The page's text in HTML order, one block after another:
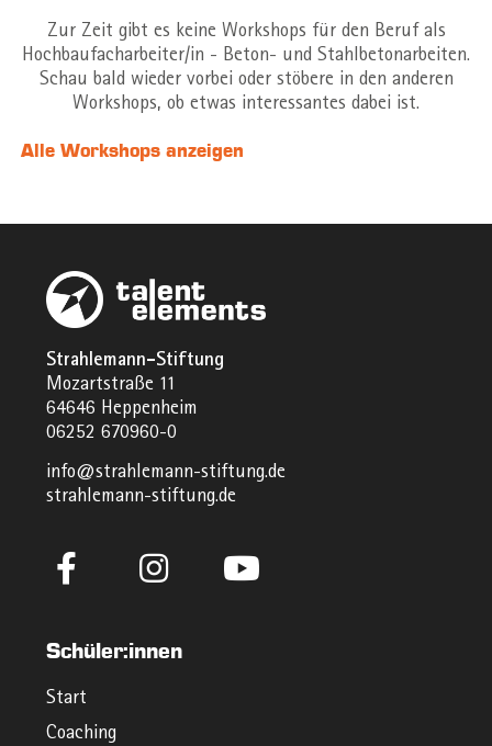
Zur Zeit gibt es keine Workshops für den Beruf als
Hochbaufacharbeiter/in - Beton- und Stahlbetonarbeiten.
Schau bald wieder vorbei oder stöbere in den anderen
Workshops, ob etwas interessantes dabei ist.
Alle Workshops anzeigen
Strahlemann-Stiftung
Mozartstraße 11
64646 Heppenheim
06252 670960-0
info@strahlemann-stiftung.de
strahlemann-stiftung.de
Schüler:innen
Start
Coaching